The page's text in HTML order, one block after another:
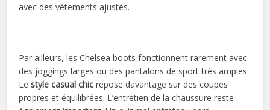
avec des vêtements ajustés.
Par ailleurs, les Chelsea boots fonctionnent rarement avec
des joggings larges ou des pantalons de sport très amples.
Lestyle casual chicrepose davantage sur des coupes
propres et équilibrées. L’entretien de la chaussure reste